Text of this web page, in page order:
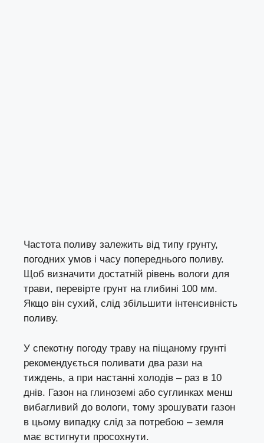
Частота поливу залежить від типу грунту,
погодних умов і часу попереднього поливу.
Щоб визначити достатній рівень вологи для
трави, перевірте грунт на глибині 100 мм.
Якщо він сухий, слід збільшити інтенсивність
поливу.
У спекотну погоду траву на піщаному грунті
рекомендується поливати два рази на
тиждень, а при настанні холодів – раз в 10
днів. Газон на глиноземі або суглинках менш
вибагливий до вологи, тому зрошувати газон
в цьому випадку слід за потребою – земля
має встигнути просохнути.